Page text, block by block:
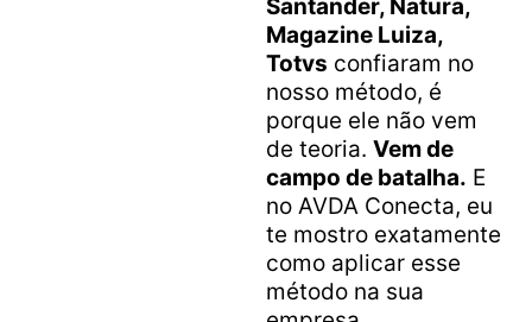
Santander, Natura,
Magazine Luiza,
Totvs confiaram no
nosso método, é
porque ele não vem
de teoria. Vem de
campo de batalha. E
no AVDA Conecta, eu
te mostro exatamente
como aplicar esse
método na sua